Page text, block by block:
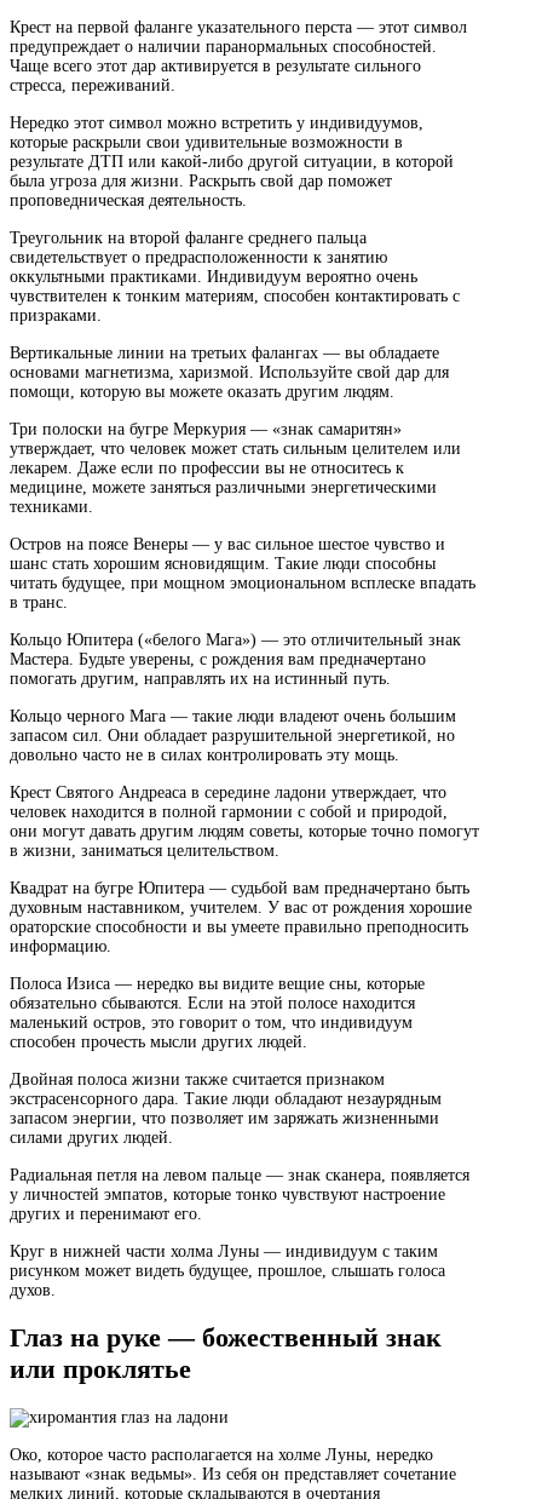
Крест на первой фаланге указательного перста — этот символ
предупреждает о наличии паранормальных способностей.
Чаще всего этот дар активируется в результате сильного
стресса, переживаний.
Нередко этот символ можно встретить у индивидуумов,
которые раскрыли свои удивительные возможности в
результате ДТП или какой-либо другой ситуации, в которой
была угроза для жизни. Раскрыть свой дар поможет
проповедническая деятельность.
Треугольник на второй фаланге среднего пальца
свидетельствует о предрасположенности к занятию
оккультными практиками. Индивидуум вероятно очень
чувствителен к тонким материям, способен контактировать с
призраками.
Вертикальные линии на третьих фалангах — вы обладаете
основами магнетизма, харизмой. Используйте свой дар для
помощи, которую вы можете оказать другим людям.
Три полоски на бугре Меркурия — «знак самаритян»
утверждает, что человек может стать сильным целителем или
лекарем. Даже если по профессии вы не относитесь к
медицине, можете заняться различными энергетическими
техниками.
Остров на поясе Венеры — у вас сильное шестое чувство и
шанс стать хорошим ясновидящим. Такие люди способны
читать будущее, при мощном эмоциональном всплеске впадать
в транс.
Кольцо Юпитера («белого Мага») — это отличительный знак
Мастера. Будьте уверены, с рождения вам предначертано
помогать другим, направлять их на истинный путь.
Кольцо черного Мага — такие люди владеют очень большим
запасом сил. Они обладает разрушительной энергетикой, но
довольно часто не в силах контролировать эту мощь.
Крест Святого Андреаса в середине ладони утверждает, что
человек находится в полной гармонии с собой и природой,
они могут давать другим людям советы, которые точно помогут
в жизни, заниматься целительством.
Квадрат на бугре Юпитера — судьбой вам предначертано быть
духовным наставником, учителем. У вас от рождения хорошие
ораторские способности и вы умеете правильно преподносить
информацию.
Полоса Изиса — нередко вы видите вещие сны, которые
обязательно сбываются. Если на этой полосе находится
маленький остров, это говорит о том, что индивидуум
способен прочесть мысли других людей.
Двойная полоса жизни также считается признаком
экстрасенсорного дара. Такие люди обладают незаурядным
запасом энергии, что позволяет им заряжать жизненными
силами других людей.
Радиальная петля на левом пальце — знак сканера, появляется
у личностей эмпатов, которые тонко чувствуют настроение
других и перенимают его.
Круг в нижней части холма Луны — индивидуум с таким
рисунком может видеть будущее, прошлое, слышать голоса
духов.
Глаз на руке — божественный знак
или проклятье
Око, которое часто располагается на холме Луны, нередко
называют «знак ведьмы». Из себя он представляет сочетание
мелких линий, которые складываются в очертания